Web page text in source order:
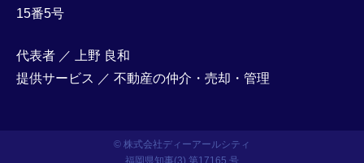
15番5号
代表者 ／ 上野 良和
提供サービス ／ 不動産の仲介・売却・管理
© 株式会社ディーアールシティ
福岡県知事(3) 第17165 号